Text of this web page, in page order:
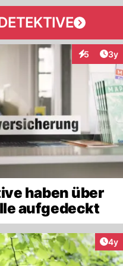
5 3y
haben über
aufgedeckt
4y